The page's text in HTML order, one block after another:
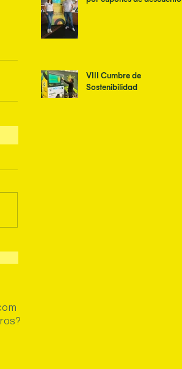
VIII Cumbre de
Sostenibilidad